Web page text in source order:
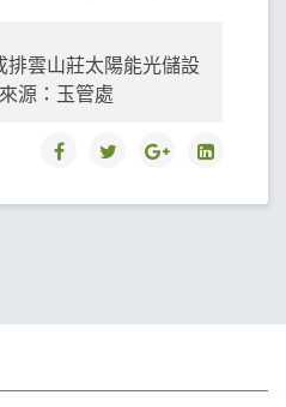
雲山莊太陽能光儲設
源：玉管處